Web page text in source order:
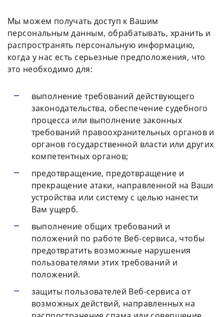
Мы можем получать доступ к Вашим
персональным данным, обрабатывать, хранить и
распространять персональную информацию,
когда у нас есть серьезные предположения, что
это необходимо для:
выполнение требований действующего
законодательства, обеспечение судебного
процесса или выполнение законных
требований правоохранительных органов и
органов государственной власти или других
компетентных органов;
предотвращение, предотвращение и
прекращение атаки, направленной на Ваши
устройства или систему с целью нанести
Вам ущерб.
выполнение общих требований и
положений по работе Веб-сервиса, чтобы
предотвратить возможные нарушения
пользователями этих требований и
положений.
защиты пользователей Веб-сервиса от
возможных действий, направленных на